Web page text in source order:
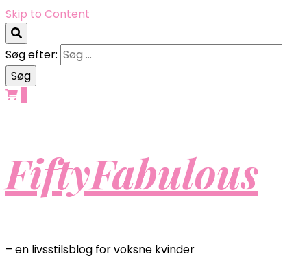
Skip to Content
Søg efter:
FiftyFabulous
– en livsstilsblog for voksne kvinder